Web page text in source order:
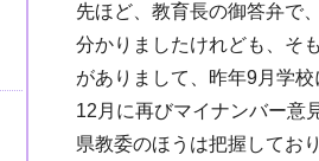
先ほど、教育長の御答弁で
分かりましたけれども、そ
がありまして、昨年9月学
12月に再びマイナンバー意
県教委のほうは把握してお